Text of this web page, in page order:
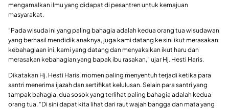
mengamalkan ilmu yang didapat di pesantren untuk kemajuan
masyarakat.
“Pada wisuda ini yang paling bahagia adalah kedua orang tua wisudawan
yang berhasil mendidik anaknya, juga kami datang ke sini ikut merasakan
kebahagiaan ini, kami yang datang dan menyaksikan ikut haru dan
merasakan kebahagian yang bapak ibu rasakan,” ujar Hj. Hesti Haris.
Dikatakan Hj. Hesti Haris, momen paling menyentuh terjadi ketika para
santri menerima ijazah dan sertifikat kelulusan. Selain para santri yang
tampak bahagia, dua sosok yang terlihat paling bahagia adalah kedua
orang tua. “Di sini dapat kita lihat dari raut wajah bangga dan mata yang